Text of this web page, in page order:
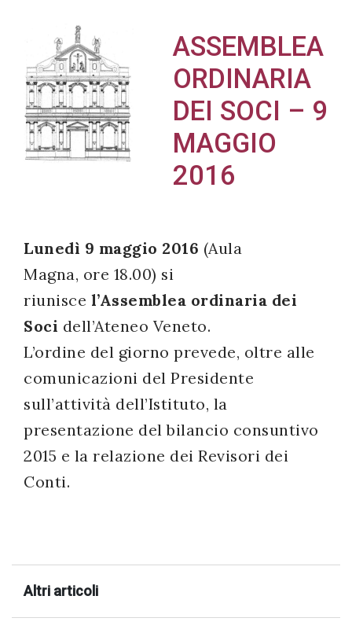
ASSEMBLEA
ORDINARIA
DEI SOCI – 9
MAGGIO
2016
Lunedì 9 maggio 2016 (Aula
Magna, ore 18.00) si
riunisce l’Assemblea ordinaria dei
Soci dell’Ateneo Veneto.
L’ordine del giorno prevede, oltre alle
comunicazioni del Presidente
sull’attività dell’Istituto, la
presentazione del bilancio consuntivo
2015 e la relazione dei Revisori dei
Conti.
Altri articoli
Acconsento
accordo
con il
decreto
legislativo
Registrazione
avvenuta con
successo!